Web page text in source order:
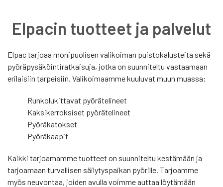
Elpacin tuotteet ja palvelut
Elpac tarjoaa monipuolisen valikoiman puistokalusteita sekä
pyöräpysäköintiratkaisuja, jotka on suunniteltu vastaamaan
erilaisiin tarpeisiin. Valikoimaamme kuuluvat muun muassa:
Runkolukittavat pyörätelineet
Kaksikerroksiset pyörätelineet
Pyöräkatokset
Pyöräkaapit
Kaikki tarjoamamme tuotteet on suunniteltu kestämään ja
tarjoamaan turvallisen säilytyspaikan pyörille. Tarjoamme
myös neuvontaa, joiden avulla voimme auttaa löytämään